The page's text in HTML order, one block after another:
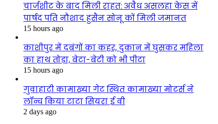
चार्जशीट के बाद मिली राहत: अवैध असलहा केस में
पार्षद पति नौशाद हुसैन सोनू कों मिली जमानत
15 hours ago
काशीपुर में दबंगों का कहर, दुकान में घुसकर महिला
का हाथ तोड़ा, बेटा-बेटी को भी पीटा
15 hours ago
गुवाहाटी कामाख्या गेट स्थित कामाख्या मोटर्स ने
लॉन्च किया टाटा सियरा ई वी
2 days ago